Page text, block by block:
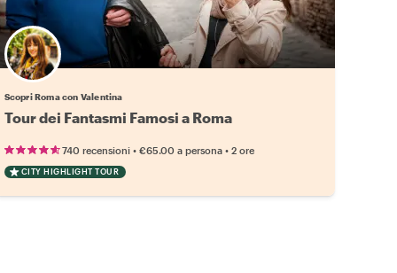
Scopri Roma con Valentina
Tour dei Fantasmi Famosi a Roma
740 recensioni• €65.00 a persona• 2 ore
CITY HIGHLIGHT TOUR